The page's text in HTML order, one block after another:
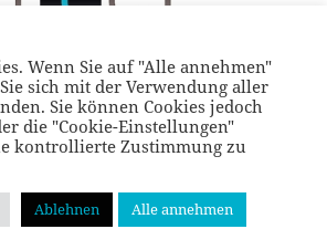
Wenn Sie auf "Alle annehmen"
sich mit der Verwendung aller
Sie können Cookies jedoch
die "Cookie-Einstellungen"
kontrollierte Zustimmung zu
Ablehnen Alle annehmen